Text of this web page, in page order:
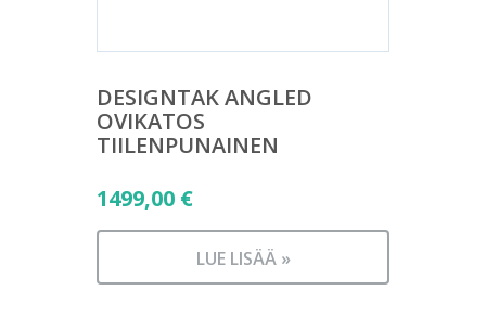
DESIGNTAK ANGLED
OVIKATOS
TIILENPUNAINEN
1499,00 €
LUE LISÄÄ »